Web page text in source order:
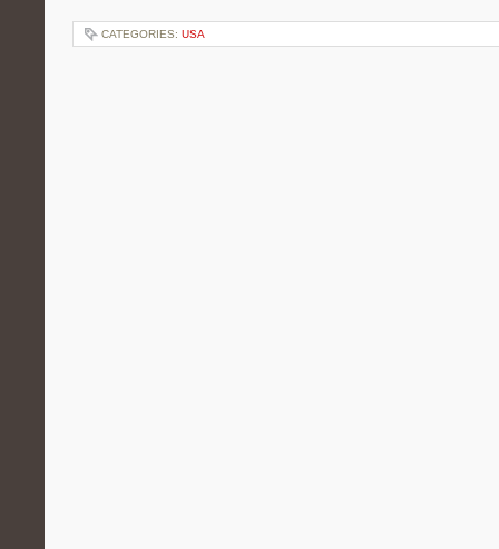
CATEGORIES: USA